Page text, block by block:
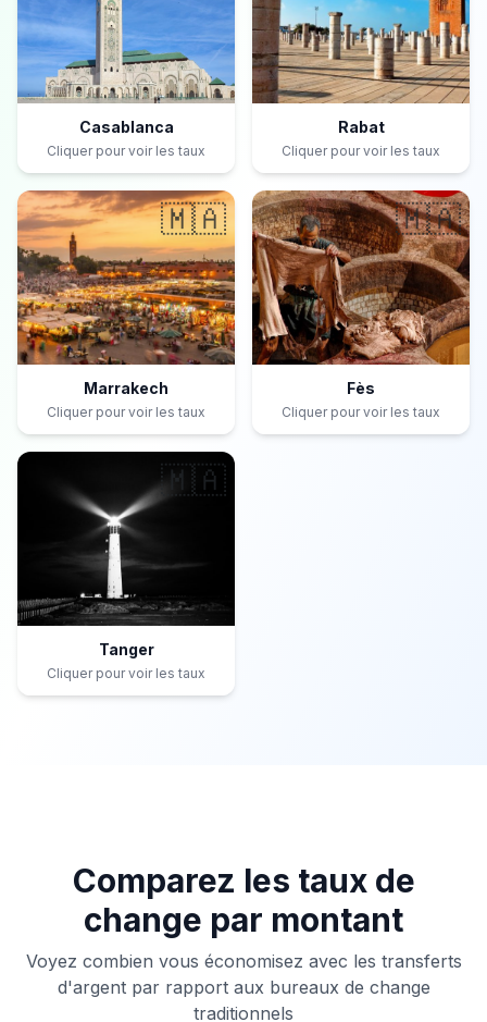
Casablanca
Cliquer pour voir les taux
Rabat
Cliquer pour voir les taux
🇲🇦
Marrakech
Cliquer pour voir les taux
🇲🇦
Fès
Cliquer pour voir les taux
🇲🇦
Tanger
Cliquer pour voir les taux
Comparez les taux de
change par montant
Voyez combien vous économisez avec les transferts
d'argent par rapport aux bureaux de change
traditionnels